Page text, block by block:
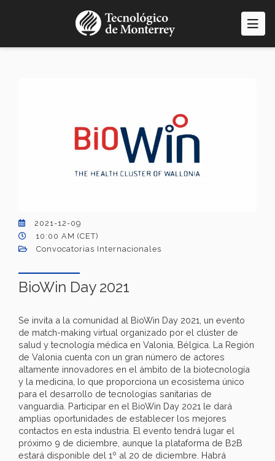
2021-12-09
10:00 AM (CET)
Convocatorias Internacionales
BioWin Day 2021
Se invita a la comunidad al BioWin Day 2021, un evento
de match-making virtual organizado por el clúster de
salud y tecnología médica en Valonia, Bélgica. La Región
de Valonia cuenta con un gran número de actores
altamente innovadores en el ámbito de la biotecnología
y la medicina, lo que proporciona un ecosistema único
para el desarrollo de tecnologías sanitarias de
vanguardia. Participar en el BioWin Day 2021 le dará
amplias oportunidades de establecer los mejores
contactos en esta industria. El evento tendrá lugar el
próximo 9 de diciembre, aunque la plataforma de B2B
estará disponible del 1º al 20 de diciembre. Habrá